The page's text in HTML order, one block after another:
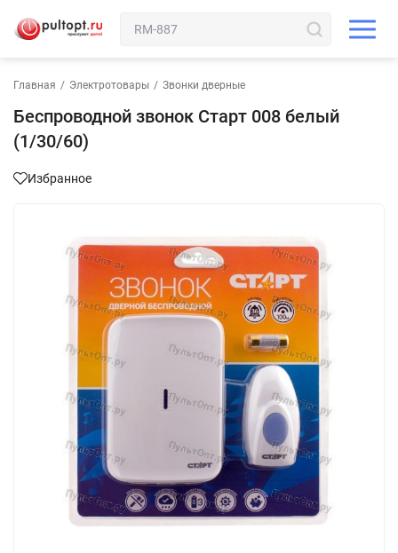
Главная / Электротовары / Звонки дверные
Беспроводной звонок Старт 008 белый
(1/30/60)
Избранное